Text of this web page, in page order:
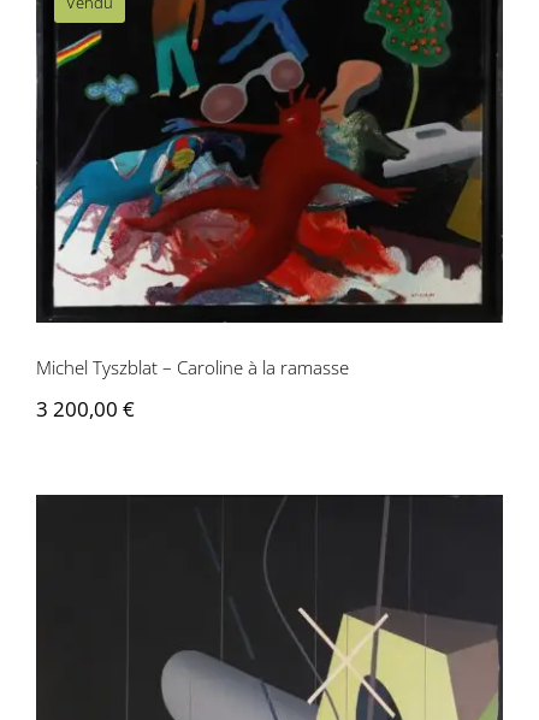
Michel Tyszblat – Caroline à la ramasse
Michel Tyszblat – Caroline à la ramasse
3 200,00 €